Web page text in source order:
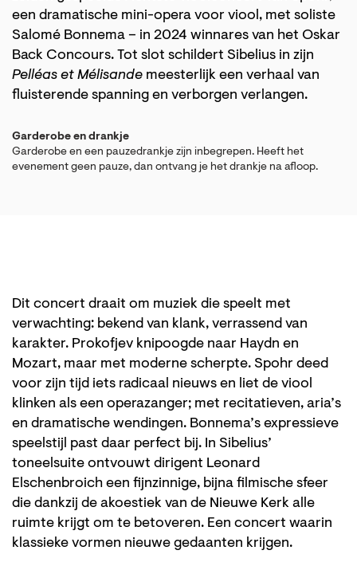
een dramatische mini-opera voor viool, met soliste
Salomé Bonnema – in 2024 winnares van het Oskar
Back Concours. Tot slot schildert Sibelius in zijn
Pelléas et Mélisande meesterlijk een verhaal van
fluisterende spanning en verborgen verlangen.
Garderobe en drankje
Garderobe en een pauzedrankje zijn inbegrepen. Heeft het
evenement geen pauze, dan ontvang je het drankje na afloop.
Dit concert draait om muziek die speelt met
verwachting: bekend van klank, verrassend van
karakter. Prokofjev knipoogde naar Haydn en
Mozart, maar met moderne scherpte. Spohr deed
voor zijn tijd iets radicaal nieuws en liet de viool
klinken als een operazanger; met recitatieven, aria’s
en dramatische wendingen. Bonnema’s expressieve
speelstijl past daar perfect bij. In Sibelius’
toneelsuite ontvouwt dirigent Leonard
Elschenbroich een fijnzinnige, bijna filmische sfeer
die dankzij de akoestiek van de Nieuwe Kerk alle
ruimte krijgt om te betoveren. Een concert waarin
klassieke vormen nieuwe gedaanten krijgen.